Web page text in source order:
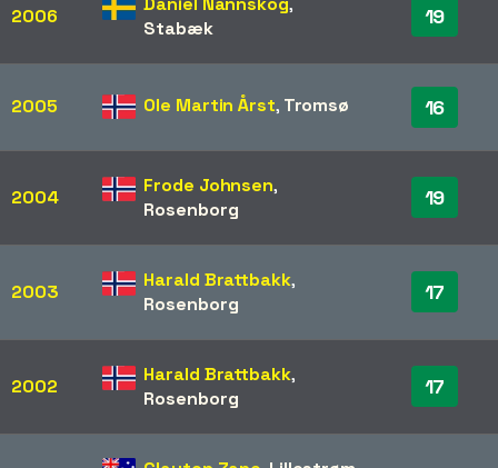
2006
Stabæk
19
2005 Ole Martin Årst, Tromsø 16
2004
Frode Johnsen,
Rosenborg
19
2003
Harald Brattbakk,
Rosenborg
17
2002
Harald Brattbakk,
Rosenborg
17